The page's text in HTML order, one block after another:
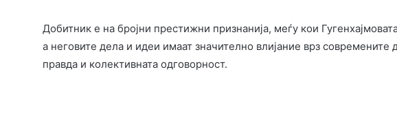
Добитник е на бројни престижни признанија, меѓу кои
а неговите дела и идеи имаат значително влијание врз современите
правда и колективната одговорност.